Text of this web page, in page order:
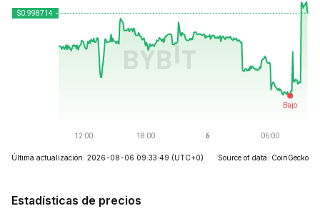
Última actualización: 2026-08-06 09:33:49 (UTC+0) Source of data: CoinGecko
Estadísticas de precios